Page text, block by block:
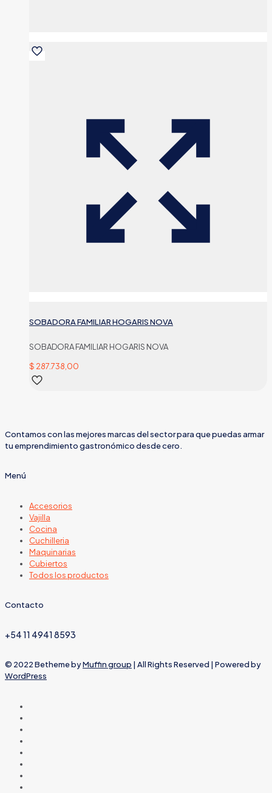
SOBADORA FAMILIAR HOGARIS NOVA
SOBADORA FAMILIAR HOGARIS NOVA
$ 287.738,00
Contamos con las mejores marcas del sector para que puedas armar
tu emprendimiento gastronómico desde cero.
Menú
Accesorios
Vajilla
Cocina
Cuchilleria
Maquinarias
Cubiertos
Todos los productos
Contacto
+54 11 4941 8593
© 2022 Betheme byMuffin group | All Rights Reserved | Powered by
WordPress